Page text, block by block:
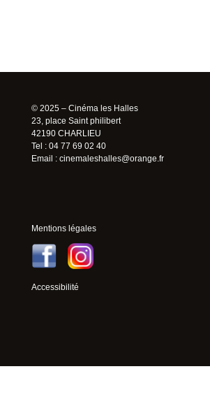
© 2025 – Cinéma les Halles
23, place Saint philibert
42190 CHARLIEU
Tel : 04 77 69 02 40
Email : cinemaleshalles@orange.fr
Mentions légales
Accessibilité